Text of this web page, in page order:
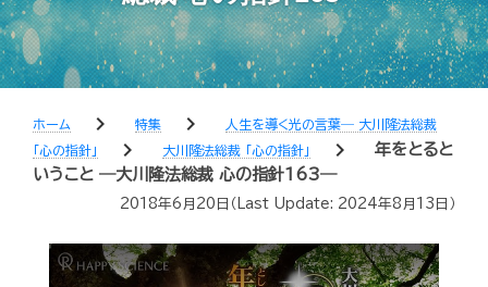
ホーム chevron_right 特集 chevron_right
人生を導く光の言葉― 大川隆法総裁
「心の指針」
chevron_right 大川隆法総裁 「心の指針」 chevron_right
年をとると
いうこと ―大川隆法総裁 心の指針163―
2018年6月20日 （Last Update: 2024年8月13日 ）